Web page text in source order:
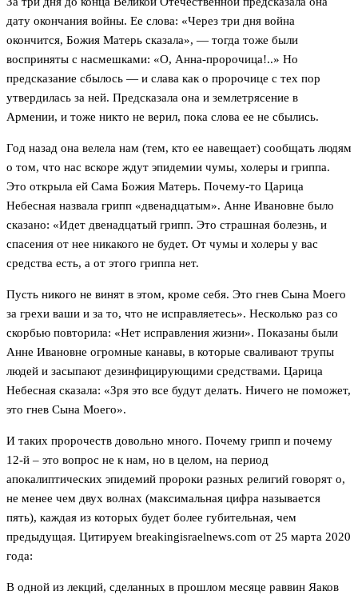
дату окончания войны. Ее слова: «Через три дня война
окончится, Божия Матерь сказала», — тогда тоже были
восприняты с насмешками: «О, Анна-пророчица!..» Но
предсказание сбылось — и слава как о пророчице с тех пор
утвердилась за ней. Предсказала она и землетрясение в
Армении, и тоже никто не верил, пока слова ее не сбылись.
Год назад она велела нам (тем, кто ее навещает) сообщать людям
о том, что нас вскоре ждут эпидемии чумы, холеры и гриппа.
Это открыла ей Сама Божия Матерь. Почему-то Царица
Небесная назвала грипп «двенадцатым». Анне Ивановне было
сказано: «Идет двенадцатый грипп. Это страшная болезнь, и
спасения от нее никакого не будет. От чумы и холеры у вас
средства есть, а от этого гриппа нет.
Пусть никого не винят в этом, кроме себя. Это гнев Сына Моего
за грехи ваши и за то, что не исправляетесь». Несколько раз со
скорбью повторила: «Нет исправления жизни». Показаны были
Анне Ивановне огромные канавы, в которые сваливают трупы
людей и засыпают дезинфицирующими средствами. Царица
Небесная сказала: «Зря это все будут делать. Ничего не поможет,
это гнев Сына Моего».
И таких пророчеств довольно много. Почему грипп и почему
12-й – это вопрос не к нам, но в целом, на период
апокалиптических эпидемий пророки разных религий говорят о,
не менее чем двух волнах (максимальная цифра называется
пять), каждая из которых будет более губительная, чем
предыдущая. Цитируем breakingisraelnews.com от 25 марта 2020
года:
В одной из лекций, сделанных в прошлом месяце раввин Яаков